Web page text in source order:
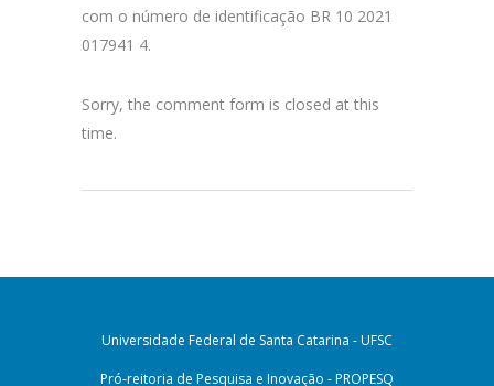
com o número de identificação BR 10 2021
017941 4.
Sorry, the comment form is closed at this
time.
Universidade Federal de Santa Catarina - UFSC
Pró-reitoria de Pesquisa e Inovação - PROPESQ